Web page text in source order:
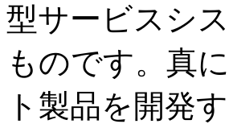
型サービスシ
ものです。真
ト製品を開発